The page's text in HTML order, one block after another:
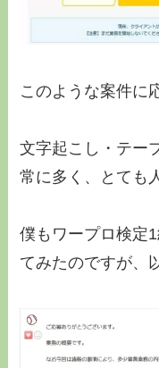
このような案件に
文字起こし・テー
常に多く、とても
僕もワープロ検定
てみたのですが、